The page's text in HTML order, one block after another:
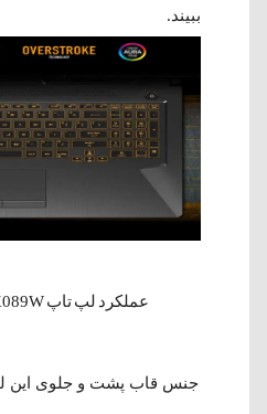
ببیند.
عملکرد لپ تاپ FX706HEB-HX089W
جنس قاب پشت و جلوی این